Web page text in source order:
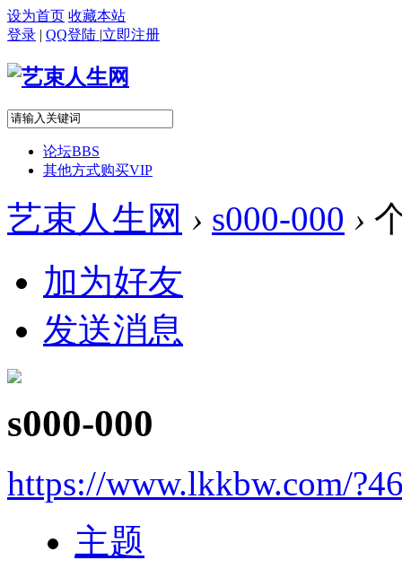
设为首页 收藏本站
登录 | QQ登陆 |立即注册
论坛BBS
其他方式购买VIP
艺束人生网 › s000-000 ›
加为好友
发送消息
s000-000
https://www.lkkbw.com/
主题